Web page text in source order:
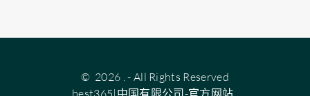
© 2026 .- All Rights Reserved
best365|中国有限公司-官方网站